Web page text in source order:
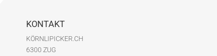
KONTAKT
KÖRNLIPICKER.CH
6300 ZUG